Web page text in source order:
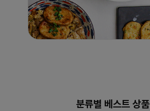
분류별 베스트 상품